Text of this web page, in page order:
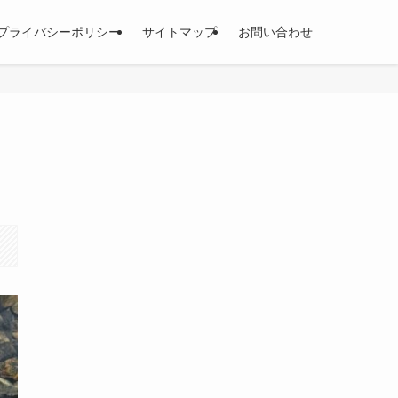
ライバシーポリシー サイトマップ お問い合わせ